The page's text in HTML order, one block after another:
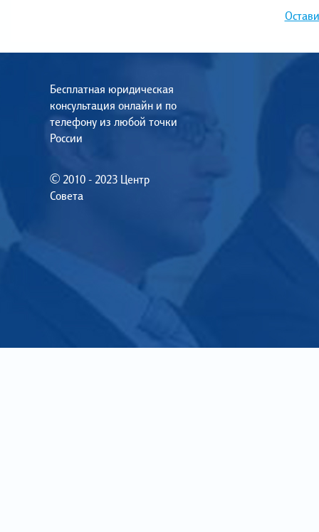
Бесплатная юридическая
консультация онлайн и по
телефону из любой точки
России
© 2010 - 2023 Центр
Совета